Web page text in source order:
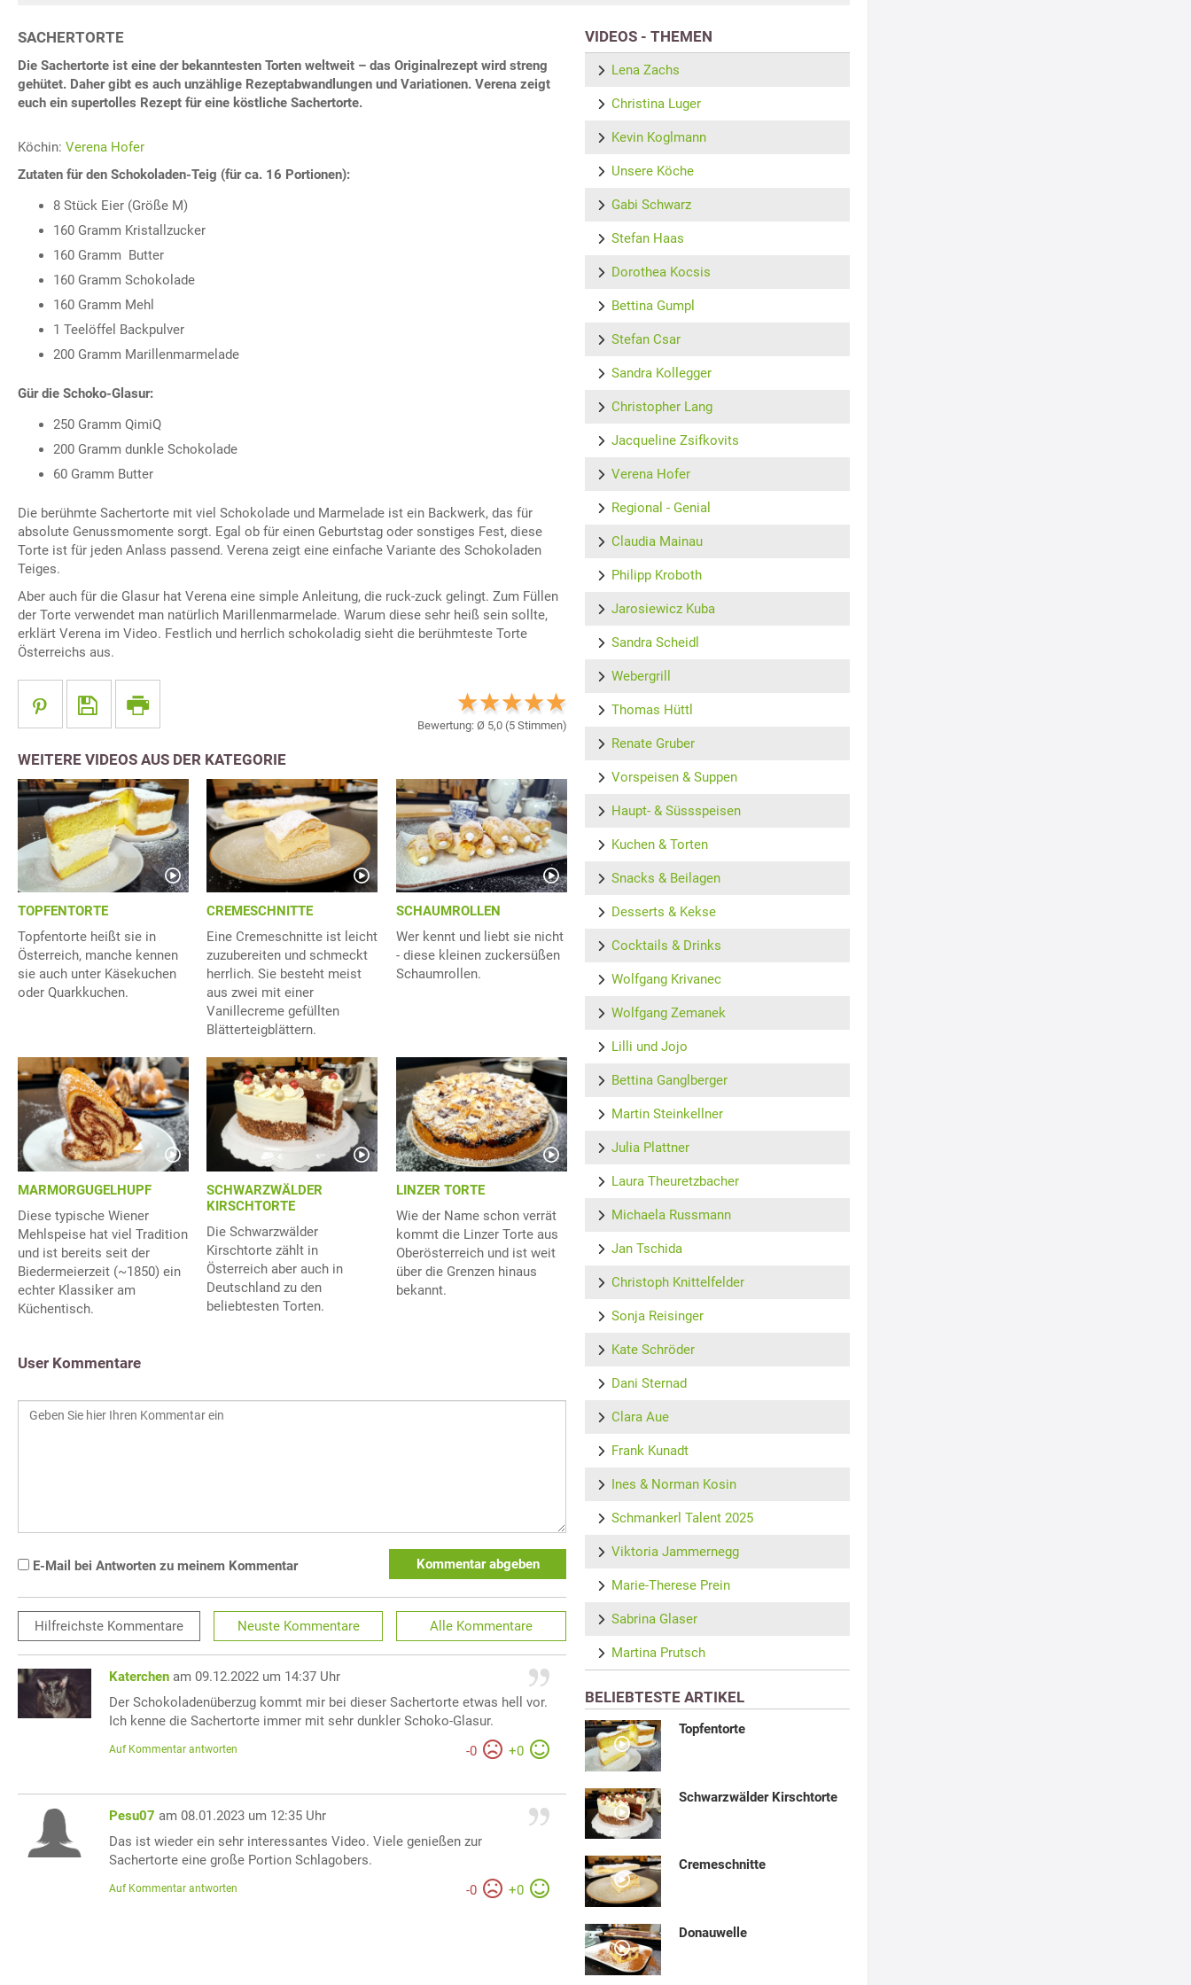
SACHERTORTE
Die Sachertorte ist eine der bekanntesten Torten weltweit – das Originalrezept wird streng
gehütet. Daher gibt es auch unzählige Rezeptabwandlungen und Variationen. Verena zeigt
euch ein supertolles Rezept für eine köstliche Sachertorte.
Köchin: Verena Hofer
Zutaten für den Schokoladen-Teig (für ca. 16 Portionen):
8 Stück Eier (Größe M)
160 Gramm Kristallzucker
160 Gramm Butter
160 Gramm Schokolade
160 Gramm Mehl
1 Teelöffel Backpulver
200 Gramm Marillenmarmelade
Gür die Schoko-Glasur:
250 Gramm QimiQ
200 Gramm dunkle Schokolade
60 Gramm Butter
Die berühmte Sachertorte mit viel Schokolade und Marmelade ist ein Backwerk, das für
absolute Genussmomente sorgt. Egal ob für einen Geburtstag oder sonstiges Fest, diese
Torte ist für jeden Anlass passend. Verena zeigt eine einfache Variante des Schokoladen
Teiges.
Aber auch für die Glasur hat Verena eine simple Anleitung, die ruck-zuck gelingt. Zum Füllen
der Torte verwendet man natürlich Marillenmarmelade. Warum diese sehr heiß sein sollte,
erklärt Verena im Video. Festlich und herrlich schokoladig sieht die berühmteste Torte
Österreichs aus.
Bewertung: Ø 5,0(5Stimmen)
WEITERE VIDEOS AUS DER KATEGORIE
TOPFENTORTE
Topfentorte heißt sie in
Österreich, manche kennen
sie auch unter Käsekuchen
oder Quarkkuchen.
CREMESCHNITTE
Eine Cremeschnitte ist leicht
zuzubereiten und schmeckt
herrlich. Sie besteht meist
aus zwei mit einer
Vanillecreme gefüllten
Blätterteigblättern.
SCHAUMROLLEN
Wer kennt und liebt sie nicht
- diese kleinen zuckersüßen
Schaumrollen.
MARMORGUGELHUPF
Diese typische Wiener
Mehlspeise hat viel Tradition
und ist bereits seit der
Biedermeierzeit (~1850) ein
echter Klassiker am
Küchentisch.
SCHWARZWÄLDER
KIRSCHTORTE
Die Schwarzwälder
Kirschtorte zählt in
Österreich aber auch in
Deutschland zu den
beliebtesten Torten.
LINZER TORTE
Wie der Name schon verrät
kommt die Linzer Torte aus
Oberösterreich und ist weit
über die Grenzen hinaus
bekannt.
User Kommentare
E-Mail bei Antworten zu meinem Kommentar Kommentar abgeben
Hilfreichste Kommentare Neuste Kommentare Alle Kommentare
Katerchen am 09.12.2022 um 14:37 Uhr
Der Schokoladenüberzug kommt mir bei dieser Sachertorte etwas hell vor.
Ich kenne die Sachertorte immer mit sehr dunkler Schoko-Glasur.
-0 +0
Auf Kommentar antworten
Pesu07 am 08.01.2023 um 12:35 Uhr
Das ist wieder ein sehr interessantes Video. Viele genießen zur
Sachertorte eine große Portion Schlagobers.
-0 +0
Auf Kommentar antworten
VIDEOS - THEMEN
Lena Zachs
Christina Luger
Kevin Koglmann
Unsere Köche
Gabi Schwarz
Stefan Haas
Dorothea Kocsis
Bettina Gumpl
Stefan Csar
Sandra Kollegger
Christopher Lang
Jacqueline Zsifkovits
Verena Hofer
Regional - Genial
Claudia Mainau
Philipp Kroboth
Jarosiewicz Kuba
Sandra Scheidl
Webergrill
Thomas Hüttl
Renate Gruber
Vorspeisen & Suppen
Haupt- & Süssspeisen
Kuchen & Torten
Snacks & Beilagen
Desserts & Kekse
Cocktails & Drinks
Wolfgang Krivanec
Wolfgang Zemanek
Lilli und Jojo
Bettina Ganglberger
Martin Steinkellner
Julia Plattner
Laura Theuretzbacher
Michaela Russmann
Jan Tschida
Christoph Knittelfelder
Sonja Reisinger
Kate Schröder
Dani Sternad
Clara Aue
Frank Kunadt
Ines & Norman Kosin
Schmankerl Talent 2025
Viktoria Jammernegg
Marie-Therese Prein
Sabrina Glaser
Martina Prutsch
BELIEBTESTE ARTIKEL
Topfentorte
Schwarzwälder Kirschtorte
Cremeschnitte
Donauwelle